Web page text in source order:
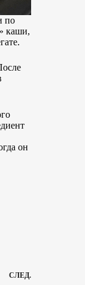
по
каши,
он
СЛЕД.